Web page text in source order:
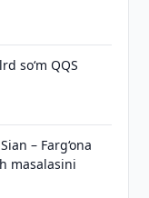
so‘m QQS
– Farg‘ona
masalasini